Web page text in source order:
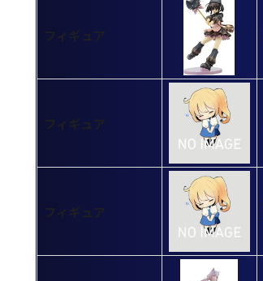
フィギュア
フィギュア
フィギュア